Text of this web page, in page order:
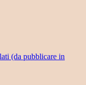
(da pubblicare in